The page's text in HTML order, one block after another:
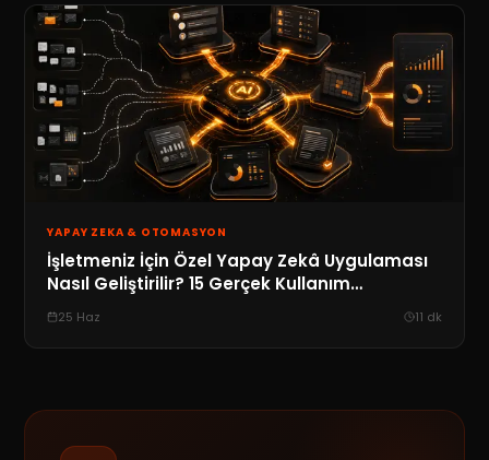
YAPAY ZEKA & OTOMASYON
İşletmeniz İçin Özel Yapay Zekâ Uygulaması
Nasıl Geliştirilir? 15 Gerçek Kullanım
Senaryosu
25 Haz 11 dk